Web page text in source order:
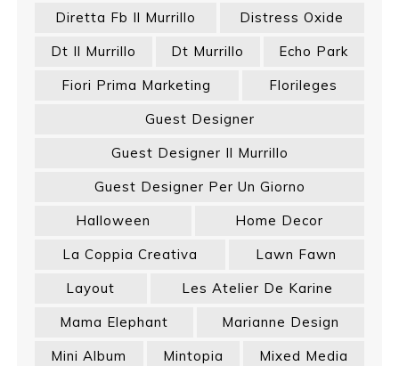
Diretta Fb Il Murrillo
Distress Oxide
Dt Il Murrillo
Dt Murrillo
Echo Park
Fiori Prima Marketing
Florileges
Guest Designer
Guest Designer Il Murrillo
Guest Designer Per Un Giorno
Halloween
Home Decor
La Coppia Creativa
Lawn Fawn
Layout
Les Atelier De Karine
Mama Elephant
Marianne Design
Mini Album
Mintopia
Mixed Media